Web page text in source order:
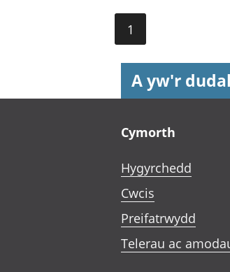
1
A yw'r
Cymorth
Hygyrchedd
Cwcis
Preifatrwydd
Telerau ac